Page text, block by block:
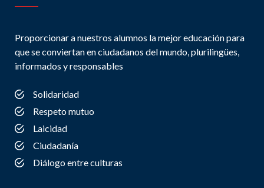
Proporcionar a nuestros alumnos la mejor educación para
que se conviertan en ciudadanos del mundo, plurilingües,
informados y responsables
Solidaridad
Respeto mutuo
Laicidad
Ciudadanía
Diálogo entre culturas